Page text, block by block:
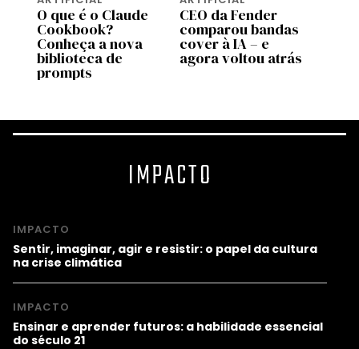
O que é o Claude
Cookbook?
Conheça a nova
biblioteca de
prompts
CEO da Fender
comparou bandas
cover à IA – e
agora voltou atrás
IMPACTO
IMPACTO
Sentir, imaginar, agir e resistir: o papel da cultura
na crise climática
IMPACTO
Ensinar e aprender futuros: a habilidade essencial
do século 21